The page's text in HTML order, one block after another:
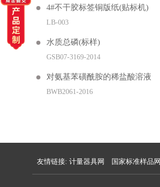
4#不干胶标签铜版纸(贴标机)
LB-003
水质总磷(标样)
GSB07-3169-2014
对氨基苯磺酰胺的稀盐酸溶液
BWB2061-2016
友情链接: 计量器具网 国家标准样品网